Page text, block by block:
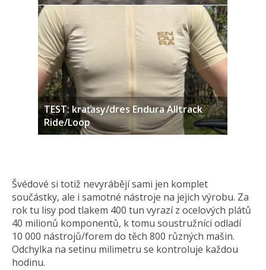
TEST: kraťasy/dres Endura Alltrack
Ride/Loop
Švédové si totiž nevyrábějí sami jen komplet
součástky, ale i samotné nástroje na jejich výrobu. Za
rok tu lisy pod tlakem 400 tun vyrazí z ocelových plátů
40 milionů komponentů, k tomu soustružníci odladí
10 000 nástrojů/forem do těch 800 různých mašin.
Odchylka na setinu milimetru se kontroluje každou
hodinu.